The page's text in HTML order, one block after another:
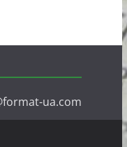
ua.com